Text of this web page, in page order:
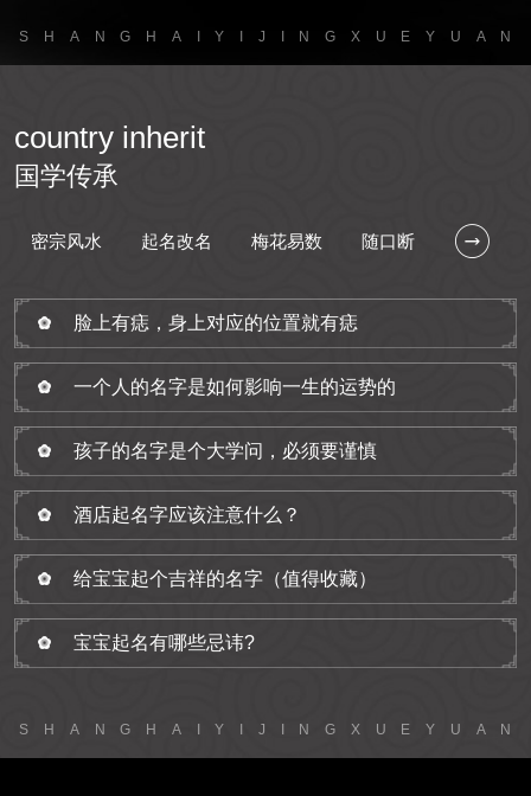
S H A N G H A I Y I J I N G X U E Y U A N
country inherit
国学传承
密宗风水 起名改名 梅花易数 随口断
脸上有痣，身上对应的位置就有痣
一个人的名字是如何影响一生的运势的
孩子的名字是个大学问，必须要谨慎
酒店起名字应该注意什么？
给宝宝起个吉祥的名字（值得收藏）
宝宝起名有哪些忌讳?
S H A N G H A I Y I J I N G X U E Y U A N